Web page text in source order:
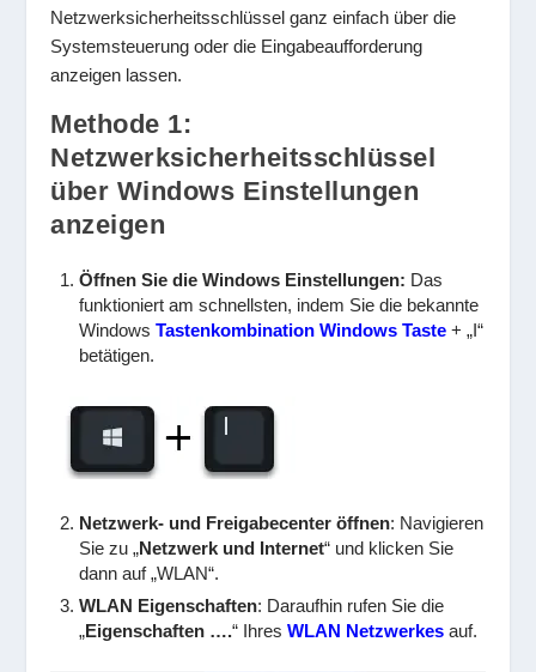
Netzwerksicherheitsschlüssel ganz einfach über die
Systemsteuerung oder die Eingabeaufforderung
anzeigen lassen.
Methode 1:
Netzwerksicherheitsschlüssel
über Windows Einstellungen
anzeigen
Öffnen Sie die Windows Einstellungen: Das
funktioniert am schnellsten, indem Sie die bekannte
WindowsTastenkombination Windows Taste + „I“
betätigen.
Netzwerk- und Freigabecenter öffnen: Navigieren
Sie zu „Netzwerk und Internet“ und klicken Sie
dann auf „WLAN“.
WLAN Eigenschaften: Daraufhin rufen Sie die
„Eigenschaften ….“ IhresWLAN Netzwerkes auf.